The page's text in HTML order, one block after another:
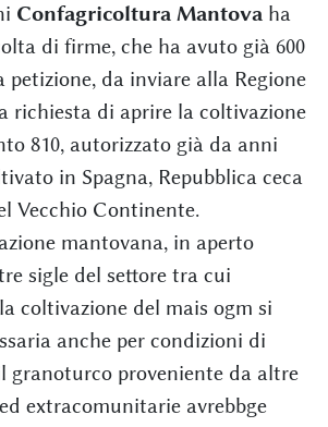
Confagricoltura Mantovaha
di firme, che ha avuto già 600
petizione, da inviare alla Regione
richiesta di aprire la coltivazione
810, autorizzato già da anni
in Spagna, Repubblica ceca
Vecchio Continente.
mantovana, in aperto
sigle del settore tra cui
coltivazione del mais ogm si
anche per condizioni di
granoturco proveniente da altre
extracomunitarie avrebbge